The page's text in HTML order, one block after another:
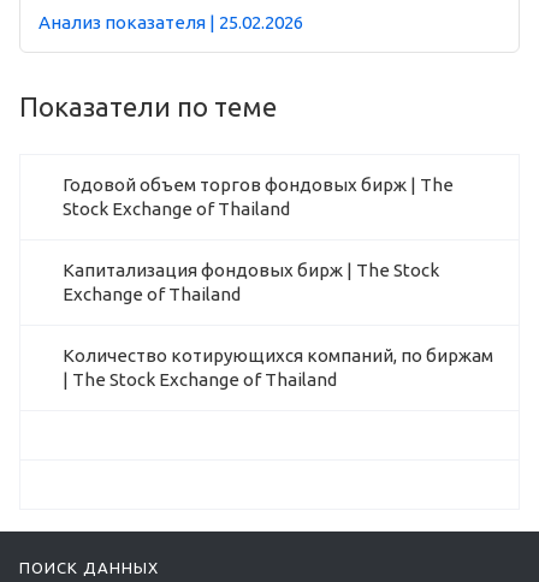
Анализ показателя | 25.02.2026
Показатели по теме
Годовой объем торгов фондовых бирж | The
Stock Exchange of Thailand
Капитализация фондовых бирж | The Stock
Exchange of Thailand
Количество котирующихся компаний, по биржам
| The Stock Exchange of Thailand
ПОИСК ДАННЫХ